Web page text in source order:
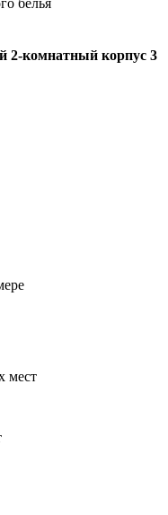
белья
2-комнатный корпус 3
мест